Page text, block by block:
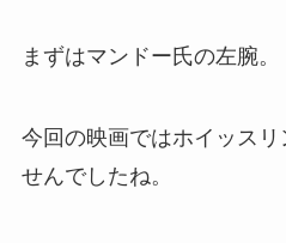
まずはマンドー氏の左腕。
今回の映画ではホイッス
せんでしたね。